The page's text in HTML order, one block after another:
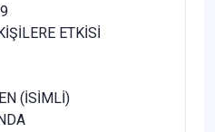
ETKİSİ
(İSİMLİ)